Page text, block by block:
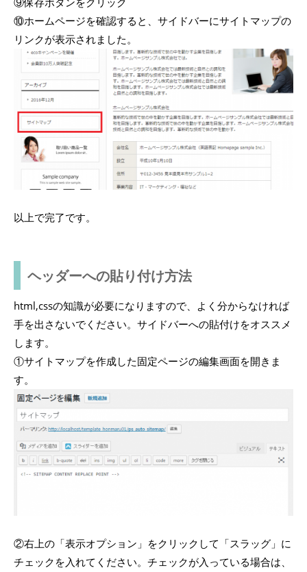
⑩ホームページを確認すると、サイドバーにサイトマップの
リンクが表示されました。
以上で完了です。
ヘッダーへの貼り付け方法
html,cssの知識が必要になりますので、よく分からなければ
手を出さないでください。サイドバーへの貼付けをオススメ
します。
①サイトマップを作成した固定ページの編集画面を開きま
す。
②右上の「表示オプション」をクリックして「スラッグ」に
チェックを入れてください。チェックが入っている場合は、